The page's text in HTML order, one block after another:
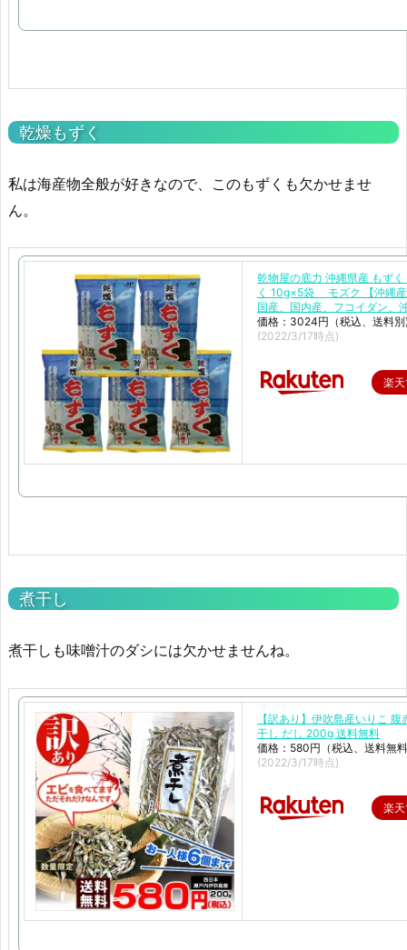
乾燥もずく
私は海産物全般が好きなので、このもずくも欠かせませ
ん。
乾物屋の底力 沖縄県産 もず
く 10g×5袋 モズク 【沖縄
国産、国内産、フコイダン、
価格：3024円（税込、送料
(2022/3/17時点)
楽
煮干し
煮干しも味噌汁のダシには欠かせませんね。
【訳あり】伊吹島産いりこ 腹
干し だし 200g 送料無料
価格：580円（税込、送料無
(2022/3/17時点)
楽